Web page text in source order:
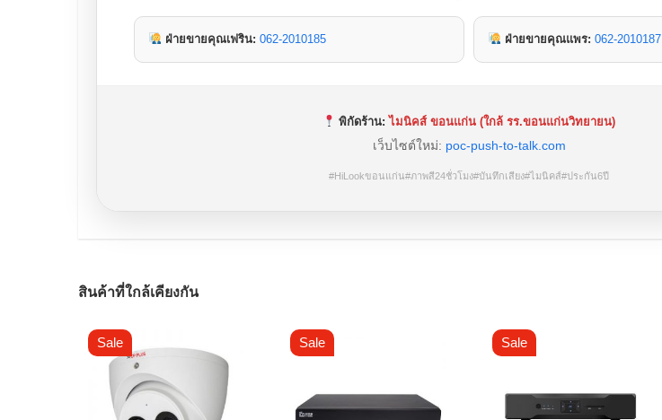
ฝ่ายขายคุณเฟริน: 062-2010185 ฝ่ายขายคุณแพร: 062-2010187
พิกัดร้าน:ไมนิคส์ ขอนแก่น (ใกล้ รร.ขอนแก่นวิทยายน)
เว็บไซต์ใหม่: poc-push-to-talk.com
#HiLookขอนแก่น#ภาพสี24ชั่วโมง#บันทึกเสียง#ไมนิคส์#ประกัน6ปี
สินค้าที่ใกล้เคียงกัน
Sale Sale Sale